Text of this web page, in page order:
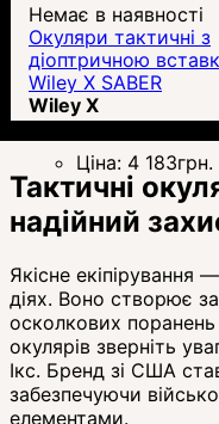
Немає в наявності
Окуляри тактичні з
діоптричною
Wiley X SABER
ADVANCED -
із двома лінзами
Wiley X
Ціна: 4 183грн.
Тактичні
надійний
Якісне екіпірування
діях. Воно створює
осколкових
окулярів зверніть
Ікс. Бренд зі США
забезпечуючи
елементами.